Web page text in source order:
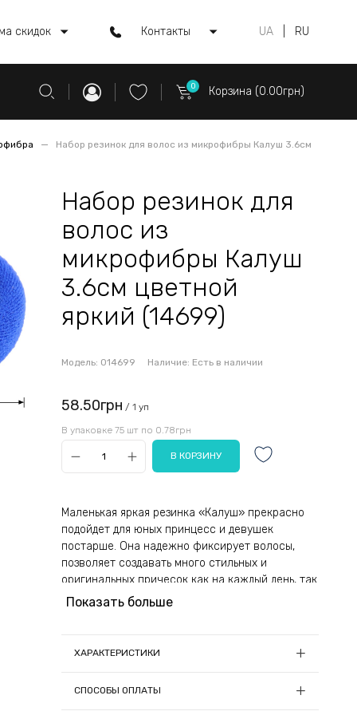
скидок Контакты UA RU
0 Корзина (0.00грн)
Набор резинок для волос из микрофибры Калуш 3.6см
Набор резинок для
волос из
микрофибры Калуш
3.6см цветной
яркий (14699)
Модель: 014699 Наличие: Есть в наличии
58.50грн / 1 уп
В упаковке 75 шт по 0.78грн
Маленькая яркая резинка «Калуш» прекрасно
подойдет для юных принцесс и девушек
постарше. Она надежно фиксирует волосы,
позволяет создавать много стильных и
оригинальных причесок как на каждый день, так
и на торжественные мероприятия. Высокий и
аксессуар сотворит из волос настоящее чудо.
детский сад, спортзал.
Показать больше
ХАРАКТЕРИСТИКИ
Диаметр, см: 3.6
СПОСОБЫ ОПЛАТЫ